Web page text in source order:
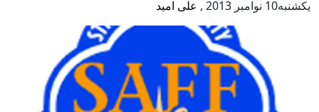
يكشنبه10 نوامبر 2013 , علی امید